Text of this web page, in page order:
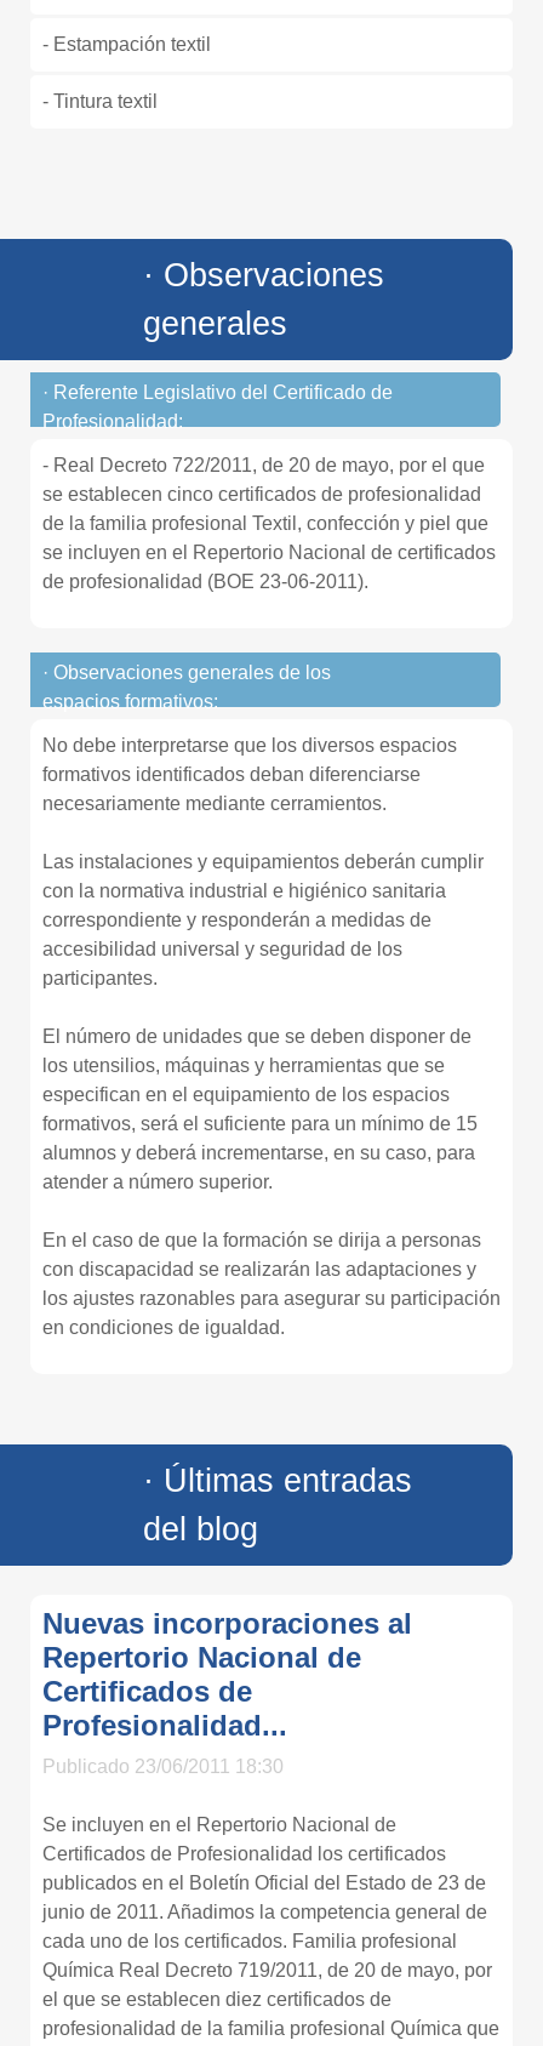
- Estampación textil
- Tintura textil
· Observaciones
generales
· Referente Legislativo del Certificado de
Profesionalidad:
- Real Decreto 722/2011, de 20 de mayo, por el que
se establecen cinco certificados de profesionalidad
de la familia profesional Textil, confección y piel que
se incluyen en el Repertorio Nacional de certificados
de profesionalidad (BOE 23-06-2011).
· Observaciones generales de los
espacios formativos:
No debe interpretarse que los diversos espacios
formativos identificados deban diferenciarse
necesariamente mediante cerramientos.
Las instalaciones y equipamientos deberán cumplir
con la normativa industrial e higiénico sanitaria
correspondiente y responderán a medidas de
accesibilidad universal y seguridad de los
participantes.
El número de unidades que se deben disponer de
los utensilios, máquinas y herramientas que se
especifican en el equipamiento de los espacios
formativos, será el suficiente para un mínimo de 15
alumnos y deberá incrementarse, en su caso, para
atender a número superior.
En el caso de que la formación se dirija a personas
con discapacidad se realizarán las adaptaciones y
los ajustes razonables para asegurar su participación
en condiciones de igualdad.
· Últimas entradas
del blog
Nuevas incorporaciones al
Repertorio Nacional de
Certificados de
Profesionalidad...
Publicado 23/06/2011 18:30
Se incluyen en el Repertorio Nacional de
Certificados de Profesionalidad los certificados
publicados en el Boletín Oficial del Estado de 23 de
junio de 2011. Añadimos la competencia general de
cada uno de los certificados. Familia profesional
Química Real Decreto 719/2011, de 20 de mayo, por
el que se establecen diez certificados de
profesionalidad de la familia profesional Química que